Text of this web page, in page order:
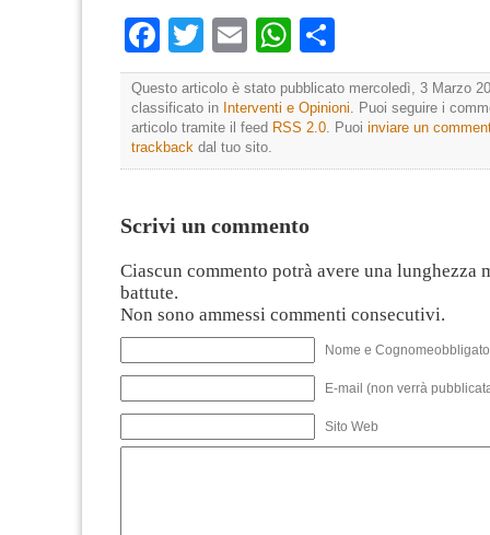
Facebook
TwitterEmailWhatsApp
Questo articolo è stato pubblicato mercoledì, 3 Marzo
classificato in Interventi e Opinioni . Puoi seguire i
articolo tramite il feed RSS 2.0 . Puoi inviare un
trackback dal tuo sito.
Scrivi un commento
Ciascun commento potrà avere una lunghezza
battute.
Non sono ammessi commenti consecutivi.
Nome e
E-mail (non verrà
Sito Web